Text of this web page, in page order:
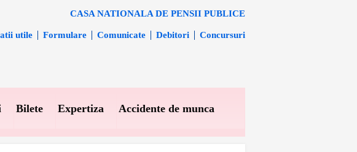
CASA NATIONALA DE PENSII PUBLICE
utile Formulare Comunicate Debitori Concursuri
Bilete Expertiza Accidente de munca